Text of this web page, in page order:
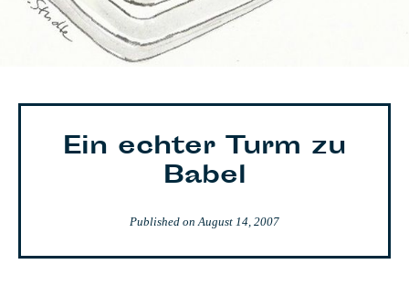
Ein echter Turm zu
Babel
Published onAugust 14, 2007